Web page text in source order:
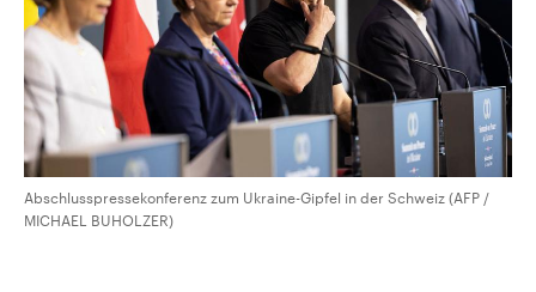
Abschlusspressekonferenz zum Ukraine-Gipfel in der Schweiz (AFP /
MICHAEL BUHOLZER)